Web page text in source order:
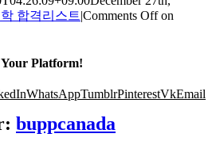
합격리스트|Comments Offon
Your Platform!
WhatsAppTumblrPinterestVkEmail
buppcanada